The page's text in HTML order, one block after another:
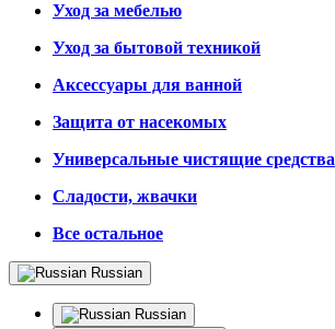
Уход за мебелью
Уход за бытовой техникой
Аксессуары для ванной
Защита от насекомых
Универсальные чистящие средства
Сладости, жвачки
Все остальное
Russian
Russian